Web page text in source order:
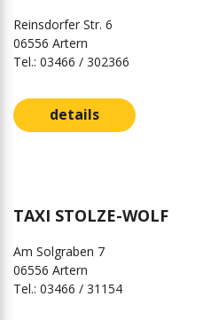
Reinsdorfer Str. 6
06556 Artern
Tel.: 03466 / 302366
details
TAXI STOLZE-WOLF
Am Solgraben 7
06556 Artern
Tel.: 03466 / 31154